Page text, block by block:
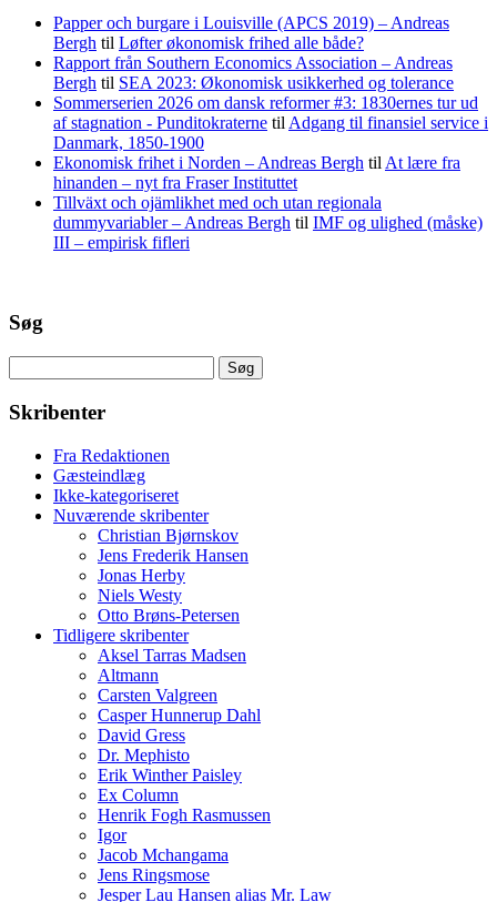
Papper och burgare i Louisville (APCS 2019) – Andreas
Bergh til Løfter økonomisk frihed alle både?
Rapport från Southern Economics Association – Andreas
Bergh til SEA 2023: Økonomisk usikkerhed og tolerance
Sommerserien 2026 om dansk reformer #3: 1830ernes tur ud
af stagnation - Punditokraterne til Adgang til finansiel service i
Danmark, 1850-1900
Ekonomisk frihet i Norden – Andreas Bergh til At lære fra
hinanden – nyt fra Fraser Instituttet
Tillväxt och ojämlikhet med och utan regionala
dummyvariabler – Andreas Bergh til IMF og ulighed (måske)
III – empirisk fifleri
Søg
efter:
Skribenter
Fra Redaktionen
Gæsteindlæg
Ikke-kategoriseret
Nuværende skribenter
Christian Bjørnskov
Jens Frederik Hansen
Jonas Herby
Niels Westy
Otto Brøns-Petersen
Tidligere skribenter
Aksel Tarras Madsen
Altmann
Carsten Valgreen
Casper Hunnerup Dahl
David Gress
Dr. Mephisto
Erik Winther Paisley
Ex Column
Henrik Fogh Rasmussen
Igor
Jacob Mchangama
Jens Ringsmose
Jesper Lau Hansen alias Mr. Law